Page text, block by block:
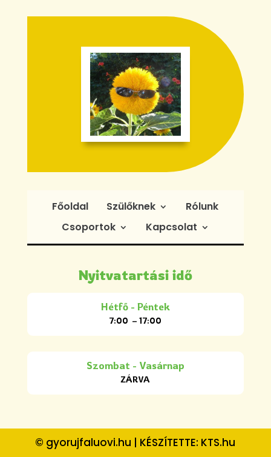
Főoldal Szülőknek
Rólunk
Csoportok
Kapcsolat
Nyitvatartási idő
Hétfő - Péntek
7:00 – 17:00
Szombat - Vasárnap
ZÁRVA
© gyorujfaluovi.hu | KÉSZÍTETTE: KTS.hu